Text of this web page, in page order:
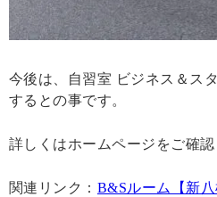
今後は、自習室 ビジネス＆ス
するとの事です。
詳しくはホームページをご確認
関連リンク： B&Sルーム【新